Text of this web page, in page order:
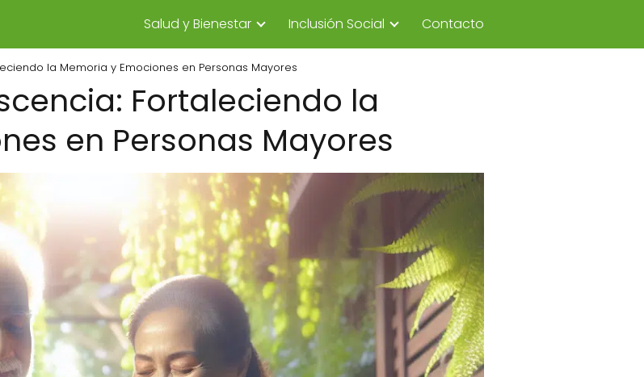
Salud y Bienestar Inclusión Social Contacto
la Memoria y Emociones en Personas Mayores
Fortaleciendo la
en Personas Mayores